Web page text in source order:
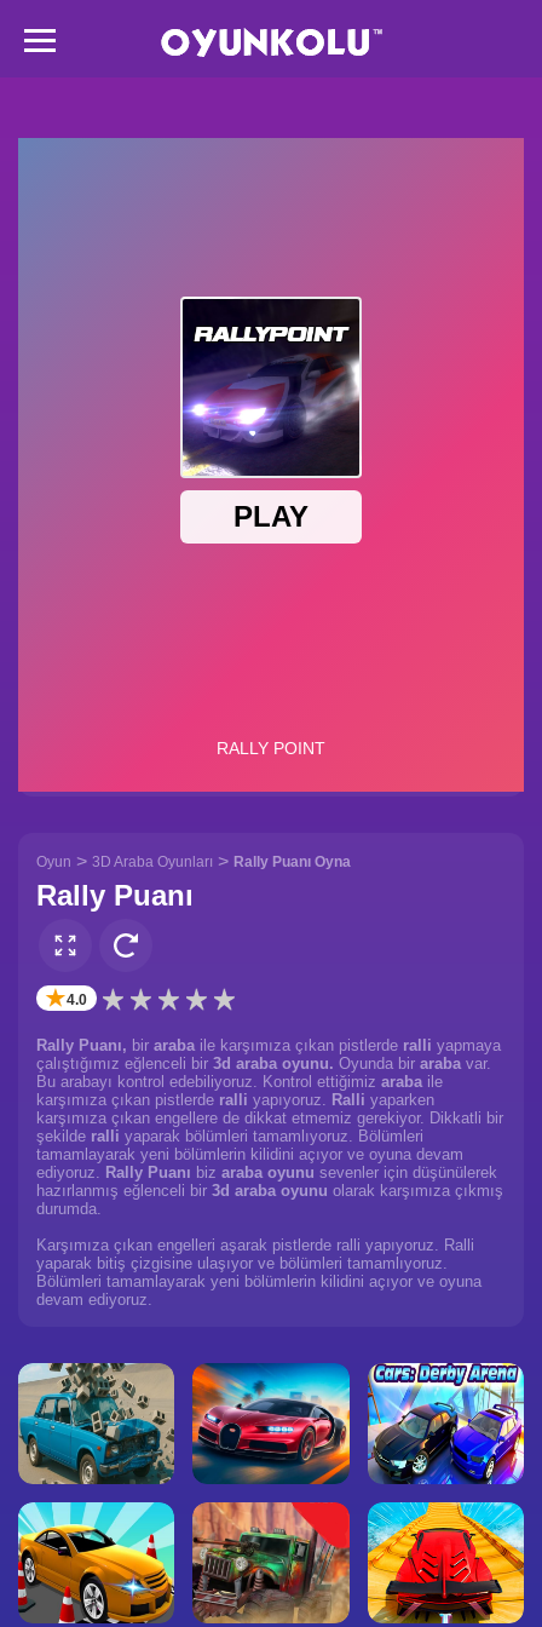
Oyun > 3D Araba Oyunları > Rally Puanı Oyna
Rally Puanı
✭4.0
Rally Puanı, bir arabaile karşımıza çıkan pistlerde ralli yapmaya
çalıştığımız eğlenceli bir 3d araba oyunu. Oyunda bir arabavar.
Bu arabayı kontrol edebiliyoruz. Kontrol ettiğimiz arabaile
karşımıza çıkan pistlerde ralli yapıyoruz. Ralli yaparken
karşımıza çıkan engellere de dikkat etmemiz gerekiyor. Dikkatli bir
şekilde ralli yaparak bölümleri tamamlıyoruz. Bölümleri
tamamlayarak yeni bölümlerin kilidini açıyor ve oyuna devam
ediyoruz. Rally Puanı biz araba oyunu sevenler için düşünülerek
hazırlanmış eğlenceli bir 3d araba oyunu olarak karşımıza çıkmış
durumda.
Karşımıza çıkan engelleri aşarak pistlerde ralli yapıyoruz. Ralli
yaparak bitiş çizgisine ulaşıyor ve bölümleri tamamlıyoruz.
Bölümleri tamamlayarak yeni bölümlerin kilidini açıyor ve oyuna
devam ediyoruz.